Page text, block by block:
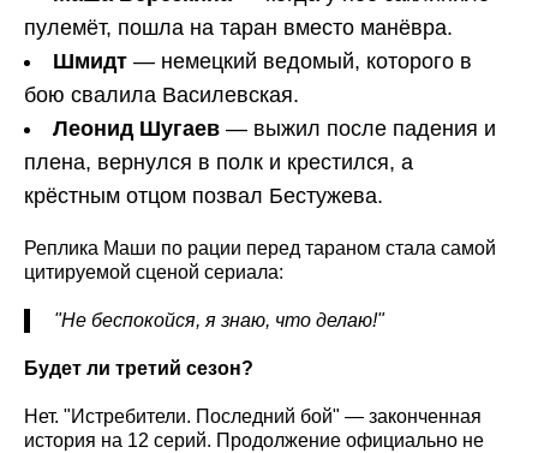
пулемёт, пошла на таран вместо манёвра.
Шмидт — немецкий ведомый, которого в
бою свалила Василевская.
Леонид Шугаев — выжил после падения и
плена, вернулся в полк и крестился, а
крёстным отцом позвал Бестужева.
Реплика Маши по рации перед тараном стала самой
цитируемой сценой сериала:
"Не беспокойся, я знаю, что делаю!"
Будет ли третий сезон?
Нет. "Истребители. Последний бой" — законченная
история на 12 серий. Продолжение официально не